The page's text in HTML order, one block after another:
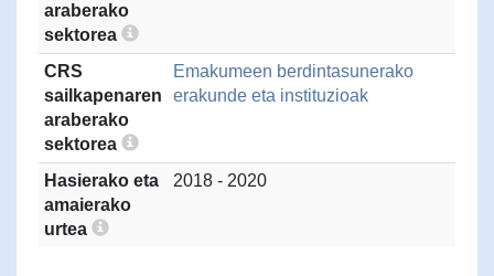
araberako
sektorea
CRS
sailkapenaren
araberako
sektorea
Emakumeen berdintasunerako
erakunde eta instituzioak
Hasierako eta
amaierako
urtea
2018 - 2020